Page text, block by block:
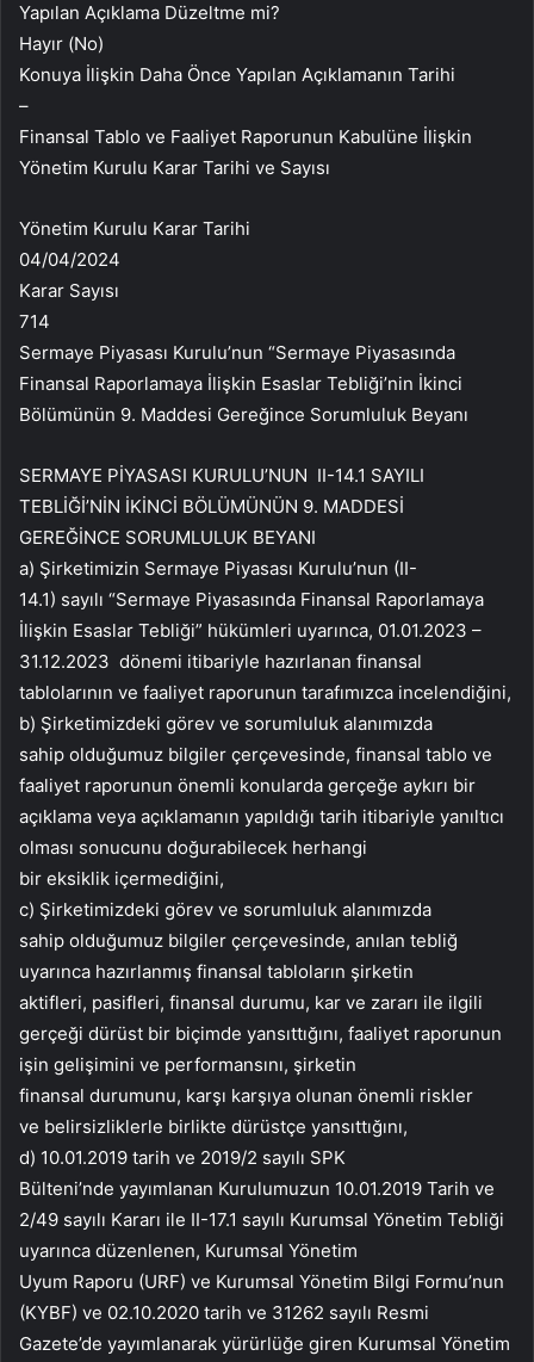
Yapılan Açıklama Düzeltme mi?
Hayır (No)
Konuya İlişkin Daha Önce Yapılan Açıklamanın Tarihi
–
Finansal Tablo ve Faaliyet Raporunun Kabulüne İlişkin
Yönetim Kurulu Karar Tarihi ve Sayısı
Yönetim Kurulu Karar Tarihi
04/04/2024
Karar Sayısı
714
Sermaye Piyasası Kurulu’nun “Sermaye Piyasasında
Finansal Raporlamaya İlişkin Esaslar Tebliği’nin İkinci
Bölümünün 9. Maddesi Gereğince Sorumluluk Beyanı
SERMAYE PİYASASI KURULU’NUN II-14.1 SAYILI
TEBLİĞİ’NİN İKİNCİ BÖLÜMÜNÜN 9. MADDESİ
GEREĞİNCE SORUMLULUK BEYANI
a) Şirketimizin Sermaye Piyasası Kurulu’nun (II-
14.1) sayılı “Sermaye Piyasasında Finansal Raporlamaya
İlişkin Esaslar Tebliği” hükümleri uyarınca, 01.01.2023 –
31.12.2023 dönemi itibariyle hazırlanan finansal
tablolarının ve faaliyet raporunun tarafımızca incelendiğini,
b) Şirketimizdeki görev ve sorumluluk alanımızda
sahip olduğumuz bilgiler çerçevesinde, finansal tablo ve
faaliyet raporunun önemli konularda gerçeğe aykırı bir
açıklama veya açıklamanın yapıldığı tarih itibariyle yanıltıcı
olması sonucunu doğurabilecek herhangi
bir eksiklik içermediğini,
c) Şirketimizdeki görev ve sorumluluk alanımızda
sahip olduğumuz bilgiler çerçevesinde, anılan tebliğ
uyarınca hazırlanmış finansal tabloların şirketin
aktifleri, pasifleri, finansal durumu, kar ve zararı ile ilgili
gerçeği dürüst bir biçimde yansıttığını, faaliyet raporunun
işin gelişimini ve performansını, şirketin
finansal durumunu, karşı karşıya olunan önemli riskler
ve belirsizliklerle birlikte dürüstçe yansıttığını,
d) 10.01.2019 tarih ve 2019/2 sayılı SPK
Bülteni’nde yayımlanan Kurulumuzun 10.01.2019 Tarih ve
2/49 sayılı Kararı ile II-17.1 sayılı Kurumsal Yönetim Tebliği
uyarınca düzenlenen, Kurumsal Yönetim
Uyum Raporu (URF) ve Kurumsal Yönetim Bilgi Formu’nun
(KYBF) ve 02.10.2020 tarih ve 31262 sayılı Resmi
Gazete’de yayımlanarak yürürlüğe giren Kurumsal Yönetim